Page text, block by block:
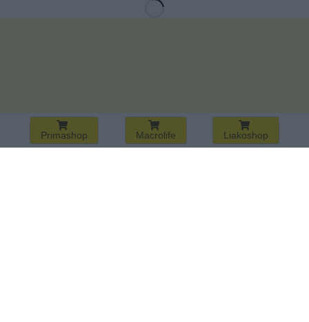
Primashop Macrolife Liakoshop